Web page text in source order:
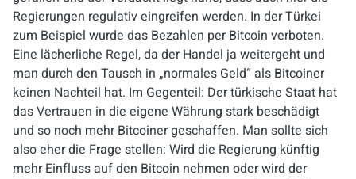
Regierungen regulativ eingreifen werden. In der Türkei
zum Beispiel wurde das Bezahlen per Bitcoin verboten.
Eine lächerliche Regel, da der Handel ja weitergeht und
man durch den Tausch in „normales Geld“ als Bitcoiner
keinen Nachteil hat. Im Gegenteil: Der türkische Staat hat
das Vertrauen in die eigene Währung stark beschädigt
und so noch mehr Bitcoiner geschaffen. Man sollte sich
also eher die Frage stellen: Wird die Regierung künftig
mehr Einfluss auf den Bitcoin nehmen oder wird der